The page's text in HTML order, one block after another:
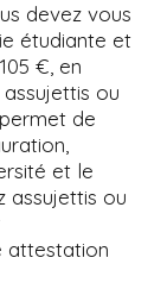
devez vous
étudiante et
€, en
ou
de
et le
assujettis ou
attestation